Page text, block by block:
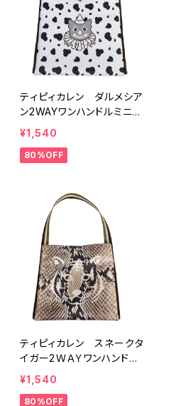
ティピィカレン ダルメシア
ン2WAYワンハンドルミニバ
ッグ
¥1,540
80%OFF
ティピィカレン スネークタ
イガー2ＷＡＹワンハンドル
ミニバッグ
¥1,540
80%OFF